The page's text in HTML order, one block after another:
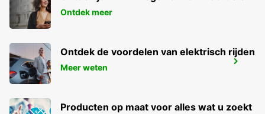
BAD HOMBURG
BAD HOMBURG - GERMANY
Ontdek meer
Ontdek de voordelen van elektrisch rijden
Meer weten
Producten op maat voor alles wat u zoekt